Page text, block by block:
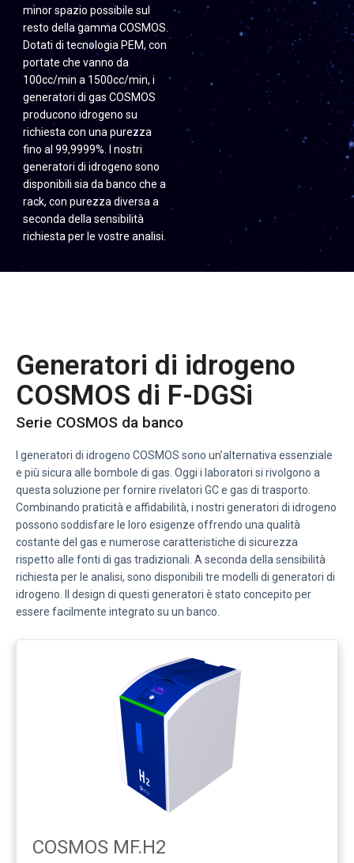
minor spazio possibile sul
resto della gamma COSMOS.
Dotati di tecnologia PEM, con
portate che vanno da
100cc/min a 1500cc/min, i
generatori di gas COSMOS
producono idrogeno su
richiesta con una purezza
fino al 99,9999%. I nostri
generatori di idrogeno sono
disponibili sia da banco che a
rack, con purezza diversa a
seconda della sensibilità
richiesta per le vostre analisi.
Generatori di idrogeno
COSMOS di F-DGSi
Serie COSMOS da banco
I generatori di idrogeno COSMOS sono un’alternativa essenziale
e più sicura alle bombole di gas. Oggi i laboratori si rivolgono a
questa soluzione per fornire rivelatori GC e gas di trasporto.
Combinando praticità e affidabilità, i nostri generatori di idrogeno
possono soddisfare le loro esigenze offrendo una qualità
costante del gas e numerose caratteristiche di sicurezza
rispetto alle fonti di gas tradizionali. A seconda della sensibilità
richiesta per le analisi, sono disponibili tre modelli di generatori di
idrogeno. Il design di questi generatori è stato concepito per
essere facilmente integrato su un banco.
COSMOS MF.H2